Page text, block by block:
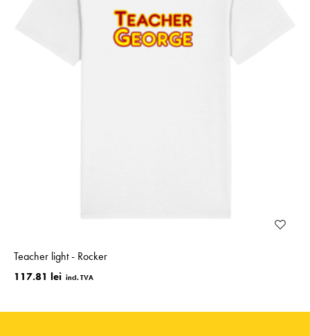
Teacher light - Rocker
117.81 lei